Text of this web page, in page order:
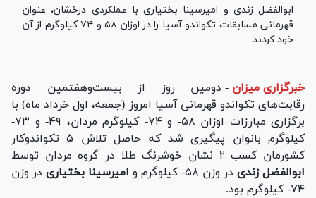
ابوالفضل زندی و امیرسینا بختیاری با عملکردی درخشان، عنوان
قهرمانی مسابقات تکواندو آسیا را در اوزان ۵۸ و ۷۴ کیلوگرم از آن
خود کردند.
خبرگزاری میزان - دومین روز از بیست‌وهفتمین دوره
رقابت‌های تکواندو قهرمانی آسیا امروز (جمعه، اول خرداد ماه) با
برگزاری مبارزات اوزان ۵۸- و ۷۴- کیلوگرم مردان، ۴۹- و ۷۳-
کیلوگرم بانوان پیگیری شد که حاصل تلاش ۵ تکواندوکار
کشورمان کسب ۲ نشان خوشرنگ طلا در گروه مردان توسط
ابوالفضل زندی در وزن ۵۸- کیلوگرم و امیرسینا بختیاری در وزن
۷۴- کیلوگرم بود.